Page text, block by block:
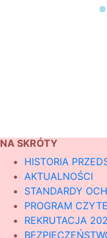
NA SKRÓTY
HISTORIA
AKTUALNOŚCI
STANDARDY
PROGRAM
REKRUTACJA